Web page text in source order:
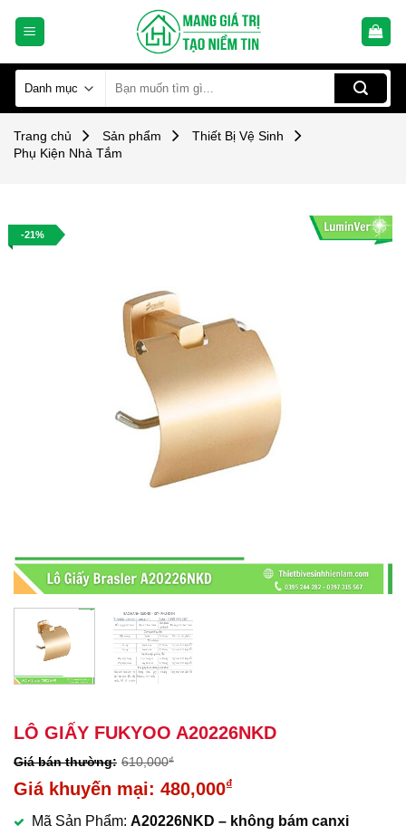
kiếm:
Trang chủ Sản phẩm
Thiết Bị Vệ Sinh
Phụ Kiện Nhà Tắm
-21%
LÔ GIẤY FUKYOO A20226NKD
610,000₫
Giá
là:
480,000₫
hiện
Mã Sản Phẩm: A20226NKD – không bám canxi